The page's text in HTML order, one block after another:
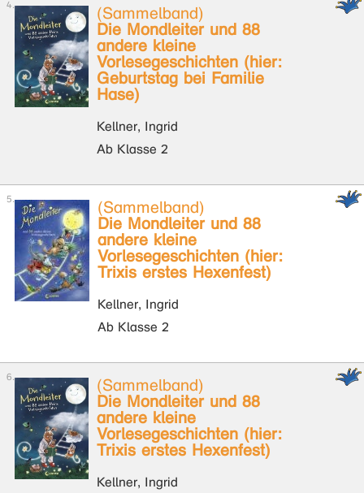
(Sammelband)
Die Mondleiter und 88
andere kleine
Vorlesegeschichten (hier:
Geburtstag bei Familie
Hase)
Kellner, Ingrid
Ab Klasse 2
(Sammelband)
Die Mondleiter und 88
andere kleine
Vorlesegeschichten (hier:
Trixis erstes Hexenfest)
Kellner, Ingrid
Ab Klasse 2
(Sammelband)
Die Mondleiter und 88
andere kleine
Vorlesegeschichten (hier:
Trixis erstes Hexenfest)
Kellner, Ingrid